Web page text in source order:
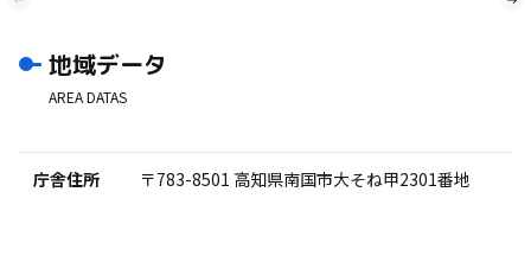
地域データ
AREA DATAS
庁舎住所 〒783-8501 高知県南国市大そね甲2301番地